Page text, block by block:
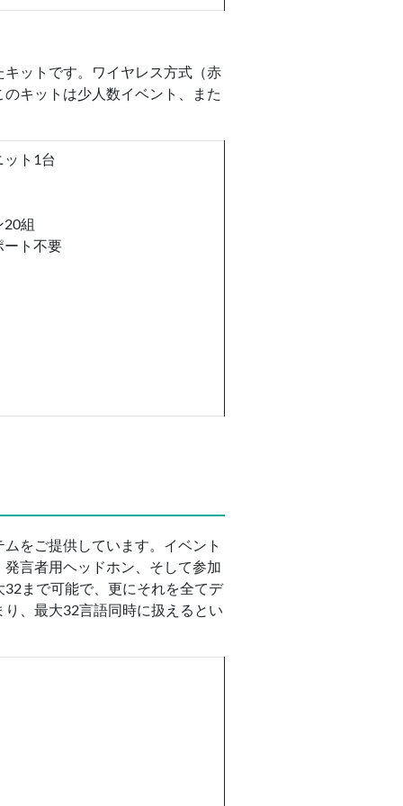
ットです。ワイヤレス方式（赤
キットは少人数イベント、また
ト1台
20組
ート不要
をご提供しています。イベント
言者用ヘッドホン、そして参加
まで可能で、更にそれを全てデ
、最大32言語同時に扱えるとい